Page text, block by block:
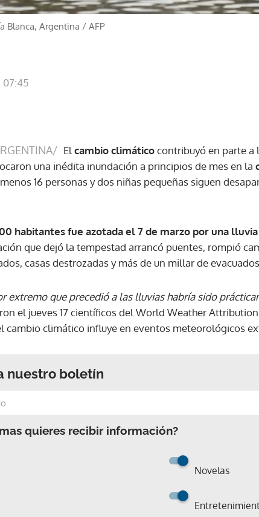
Blanca, Argentina / AFP
07:45
El cambio climáticocontribuyó en parte
una inédita inundación a principios de mes en la
16 personas y dos niñas pequeñas siguen
habitantes fue azotada el 7 de marzo por una
que dejó la tempestad arrancó puentes, rompió
casas destrozadas y más de un millar de evacuados.
extremo que precedió a las lluvias habría sido
el jueves 17 científicos del World Weather
cambio climático influye en eventos meteorológicos
nuestro boletín
quieres recibir información?
Novelas